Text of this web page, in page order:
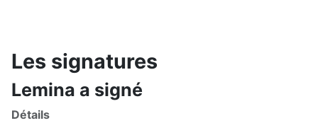
Les signatures
Lemina a signé
Détails